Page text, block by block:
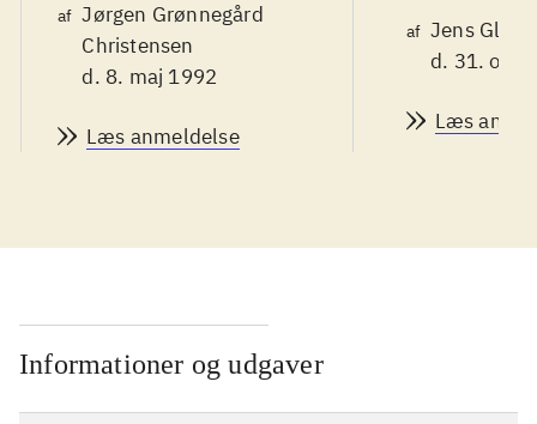
af Jørgen Grønnegård
Christensen
d. 8. maj 1992
Læs anmeldelse
af Jens
d. 31. okt.
Læs
Informationer og udgaver